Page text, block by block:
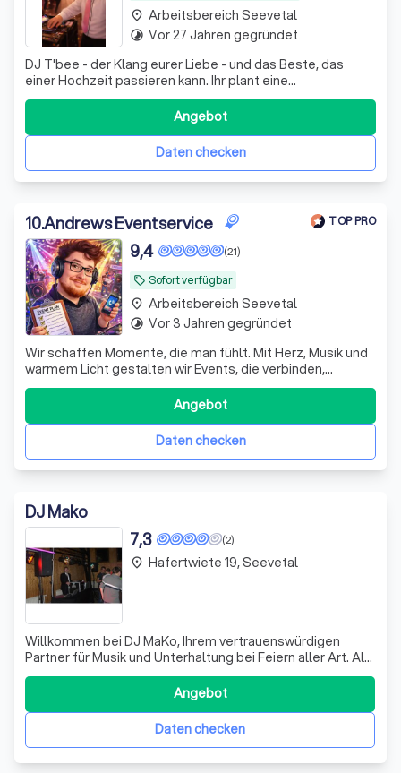
DJ T'bee - der Klang eurer Liebe - und das Beste, das
einer Hochzeit passieren kann. Ihr plant eine
Hochzeitsgala und sucht einen Profi, der auch bei der
Planung hilft? Et voila ..........
Daten checken
Angebot
place Arbeitsbereich Seevetal
timelapse Vor 27 Jahren gegründet
10.Andrews Eventservice TOP PRO
local_offer Sofort verfügbar
(21)
9,4
Wir schaffen Momente, die man fühlt. Mit Herz, Musik und
warmem Licht gestalten wir Events, die verbinden,
berühren und bleiben. Persönlich, zuverlässig und mit
Daten checken
Angebot
place Arbeitsbereich Seevetal
timelapse Vor 3 Jahren gegründet
DJ Mako
(2)
7,3
Willkommen bei DJ MaKo, Ihrem vertrauenswürdigen
Partner für Musik und Unterhaltung bei Feiern aller Art. Als
erfahrener Disk-Jockey bringe ich die richtige Mischung
aus Musik und Moderation, um Ihre Veranstaltung zu
einem unvergesslichen Erlebnis zu machen. Ob
Geburtstagsfeier, Hochzeit, Firmenjubi
Daten checken
Angebot
place Hafertwiete 19, Seevetal